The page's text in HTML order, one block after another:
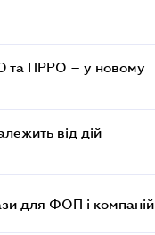
та ПРРО – у новому
від дій
для ФОП і компаній